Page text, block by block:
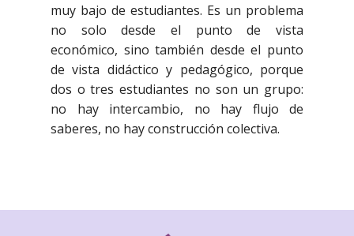
muy bajo de estudiantes. Es un problema
no solo desde el punto de vista
económico, sino también desde el punto
de vista didáctico y pedagógico, porque
dos o tres estudiantes no son un grupo:
no hay intercambio, no hay flujo de
saberes, no hay construcción colectiva.